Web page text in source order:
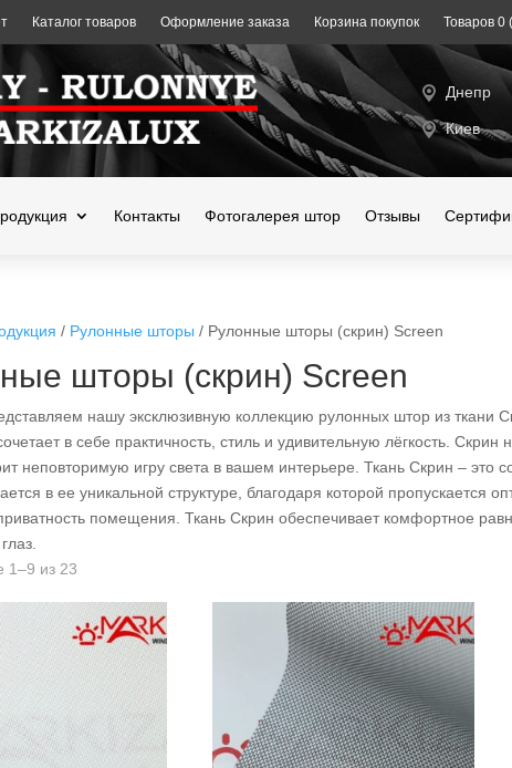
Каталог товаров Оформление заказа Корзина покупок Toвapoв 0
Днепр
Киев
Контакты Фотогалерея штор Отзывы
/ Рулонные шторы / Рулонные шторы (скрин) Screen
шторы (скрин) Screen
нашу эксклюзивную коллекцию рулонных штор из ткани
в себе практичность, стиль и удивительную лёгкость.
неповторимую игру света в вашем интерьере. Ткань Скрин – это
в ее уникальной структуре, благодаря которой
помещения. Ткань Скрин обеспечивает комфортное
1–9 из 23